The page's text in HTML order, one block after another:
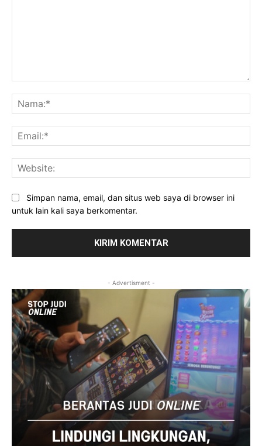
Simpan nama, email, dan situs web saya di browser ini
untuk lain kali saya berkomentar.
- Advertisment -